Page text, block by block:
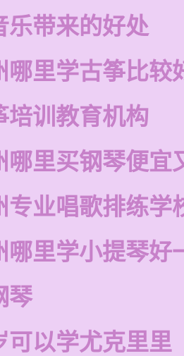
乐带来的好处
哪里学古筝比较
培训教育机构
哪里买钢琴便宜
专业唱歌排练学
哪里学小提琴好
琴
可以学尤克里里